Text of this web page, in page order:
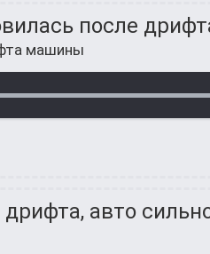
после
машины
авто